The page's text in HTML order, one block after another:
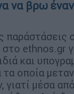
να βρω
παράστάσεις
στο ethnos.gr
και
τα οποία
γιατί μέσα